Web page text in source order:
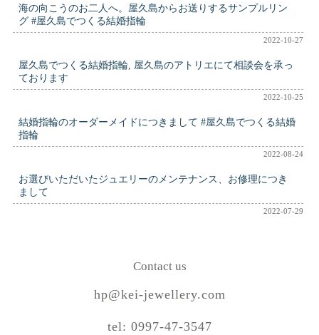
海の向こうのお二人へ。屋久島からお送りするサンプルリン
グ #屋久島でつくる結婚指輪
2022-10-27
屋久島でつくる結婚指輪, 屋久島のアトリエにて相談会を承っ
ております
2022-10-25
結婚指輪のオーダーメイドにつきまして #屋久島でつくる結婚
指輪
2022-08-24
お選びいただいたジュエリーのメンテナンス、お修理につき
まして
2022-07-29
Contact us
hp@kei-jewellery.com
tel: 0997-47-3547